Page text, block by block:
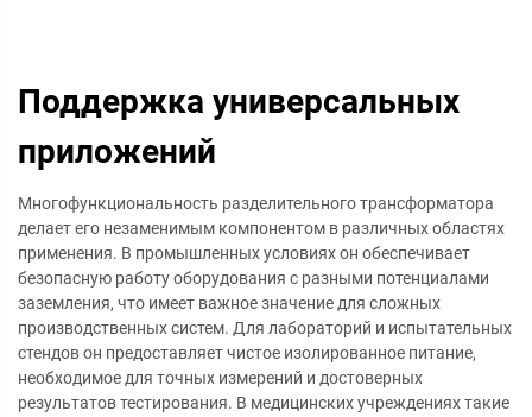
Поддержка универсальных
приложений
Многофункциональность разделительного трансформатора
делает его незаменимым компонентом в различных областях
применения. В промышленных условиях он обеспечивает
безопасную работу оборудования с разными потенциалами
заземления, что имеет важное значение для сложных
производственных систем. Для лабораторий и испытательных
стендов он предоставляет чистое изолированное питание,
необходимое для точных измерений и достоверных
результатов тестирования. В медицинских учреждениях такие